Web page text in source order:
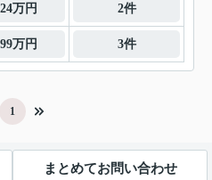
万円 2件
万円 3件
1
まとめてお問い合わせ